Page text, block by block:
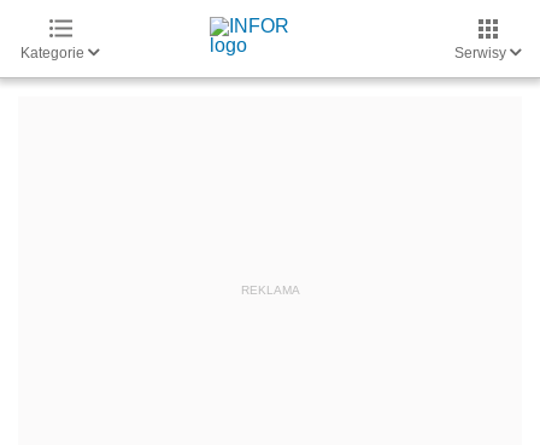
Kategorie Serwisy